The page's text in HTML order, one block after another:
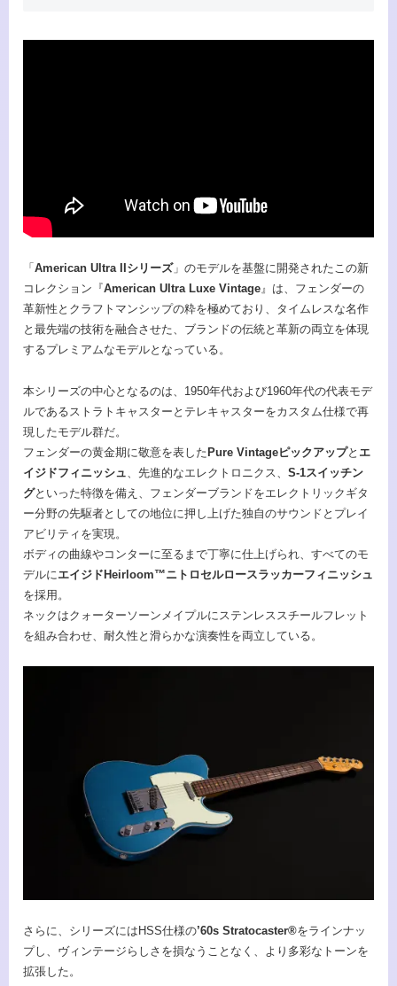
「 American Ultra IIシリーズ」のモデルを基盤に開発されたこの新
コレクション『American Ultra Luxe Vintage』は、フェンダーの
革新性とクラフトマンシップの粋を極めており、タイムレスな名作
と最先端の技術を融合させた、ブランドの伝統と革新の両立を体現
するプレミアムなモデルとなっている。
本シリーズの中心となるのは、1950年代および1960年代の代表モデ
ルであるストラトキャスターとテレキャスターをカスタム仕様で再
現したモデル群だ。
フェンダーの黄金期に敬意を表したPure Vintageピックアップと エ
イジドフィニッシュ
、先進的なエレクトロニクス、 S-1スイッチン
グといった特徴を備え、フェンダーブランドをエレクトリックギタ
ー分野の先駆者としての地位に押し上げた独自のサウンドとプレイ
アビリティを実現。
ボディの曲線やコンターに至るまで丁寧に仕上げられ、すべてのモ
デルに エイジドHeirloom™ニトロセルロースラッカーフィニッシュ
を採用。
ネックはクォーターソーンメイプルにステンレススチールフレット
を組み合わせ、耐久性と滑らかな演奏性を両立している。
さらに、シリーズにはHSS仕様の’60s Stratocaster®をラインナッ
プし、ヴィンテージらしさを損なうことなく、より多彩なトーンを
拡張した。